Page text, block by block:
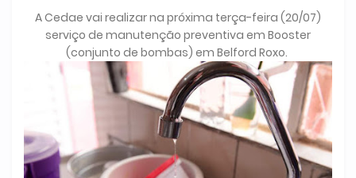
A Cedae vai realizar na próxima terça-feira (20/07)
serviço de manutenção preventiva em Booster
(conjunto de bombas) em Belford Roxo.